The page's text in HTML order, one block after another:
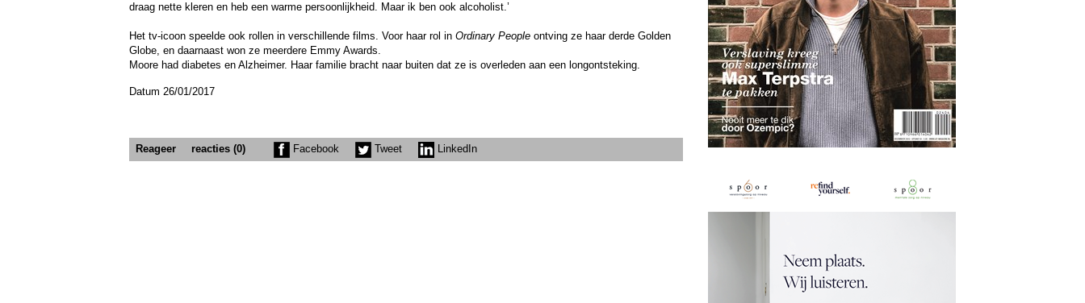
draag nette kleren en heb een warme persoonlijkheid. Maar ik ben ook alcoholist.’
Het tv-icoon speelde ook rollen in verschillende films. Voor haar rol in Ordinary People ontving ze haar derde Golden
Globe, en daarnaast won ze meerdere Emmy Awards.
Moore had diabetes en Alzheimer. Haar familie bracht naar buiten dat ze is overleden aan een longontsteking.
Datum 26/01/2017
Reageer reacties (0) Facebook Tweet LinkedIn